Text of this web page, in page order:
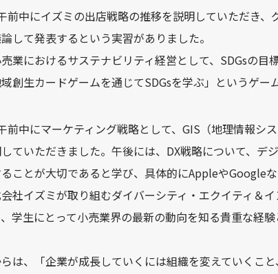
前中にイズミの出店戦略の推移を説明していただき
して発表するという実習がありました。
業におけるサステナビリティ経営として、SDGsの
創生カードゲームを通じてSDGsを学ぶ」というゲ
前中にマーケティング戦略として、GIS（地理情報シス
ていただきました。午後には、DX戦略について、
ことが大切であると学び、具体的にAppleやGoogle
社イズミが取り組むダイバーシティ・エクイティ＆
学生にとって小売業界の最新の動向を知る貴重な経験
は、「企業が成長していくには組織を変えていくこ